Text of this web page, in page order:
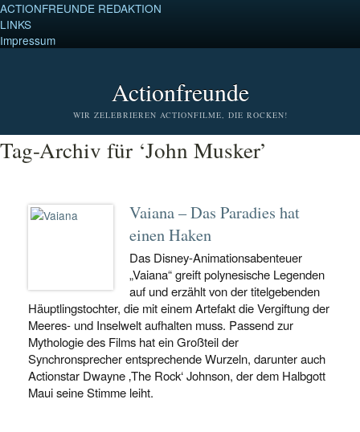
ACTIONFREUNDE REDAKTION
LINKS
Impressum
Actionfreunde
WIR ZELEBRIEREN ACTIONFILME, DIE ROCKEN!
Tag-Archiv für ‘John Musker’
Vaiana – Das Paradies hat
einen Haken
Das Disney-Animationsabenteuer
„Vaiana“ greift polynesische Legenden
auf und erzählt von der titelgebenden
Häuptlingstochter, die mit einem Artefakt die Vergiftung der
Meeres- und Inselwelt aufhalten muss. Passend zur
Mythologie des Films hat ein Großteil der
Synchronsprecher entsprechende Wurzeln, darunter auch
Actionstar Dwayne ‚The Rock‘ Johnson, der dem Halbgott
Maui seine Stimme leiht.